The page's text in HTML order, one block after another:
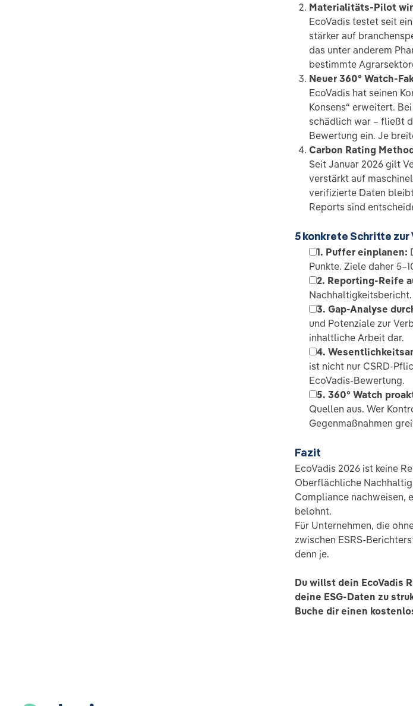
Materialitäts-Pilot
EcoVadis testet seit
stärker auf
das unter anderem
bestimmte
Neuer 360° Watch-
EcoVadis hat seinen
Konsens“ erweitert.
schädlich war – fließt
Bewertung ein. Je
Carbon Rating
Seit Januar 2026 gilt
verstärkt auf
verifizierte Daten
Reports sind
5 konkrete Schritte
1. Puffer einplanen:
Punkte. Ziele daher
2. Reporting-Reife
3. Gap-Analyse
und Potenziale zur
inhaltliche Arbeit dar.
4.
ist nicht nur CSRD-
EcoVadis-Bewertung.
5. 360° Watch
Quellen aus. Wer
Gegenmaßnahmen
Fazit
EcoVadis 2026 ist keine
Oberflächliche
Compliance nachweisen,
belohnt.
Für Unternehmen, die
zwischen ESRS-
denn je.
Du willst dein EcoVadis
deine ESG-Daten zu
Buche dir einen